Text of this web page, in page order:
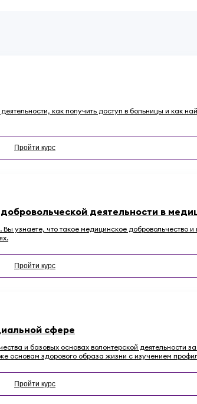
как получить доступ в больницы и как
Пройти курс
деятельности в
узнаете, что такое медицинское добровольчество
Пройти курс
сфере
и базовых основах волонтерской
здорового образа жизни с изучением
Пройти курс